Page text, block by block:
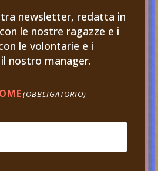
newsletter, redatta in
le nostre ragazze e i
le volontarie e i
nostro manager.
(OBBLIGATORIO)